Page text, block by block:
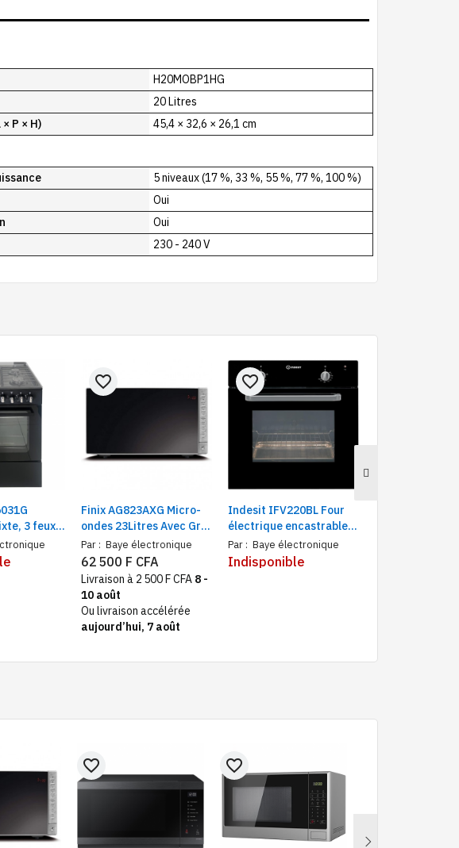
H20MOBP1HG
20 Litres
P × H) 45,4 × 32,6 × 26,1 cm
5 niveaux (17 %, 33 %, 55 %, 77 %, 100 %)
Oui
Oui
230 - 240 V
3 feux à
Finix AG823AXG Micro-
ondes 23Litres Avec Grill
Noir/Gris
Par : Baye électronique
favorite_border
62 500 F CFA
Livraison à 2 500 F CFA 8 -
10 août
Ou livraison accélérée
aujourd’hui, 7 août
Indesit IFV220BL Four
électrique encastrable
sans plaque, Puissance
2500 W, Capacité 57 L,
Par : Baye électronique
favorite_border
Indisponible
favorite_border favorite_border
Next